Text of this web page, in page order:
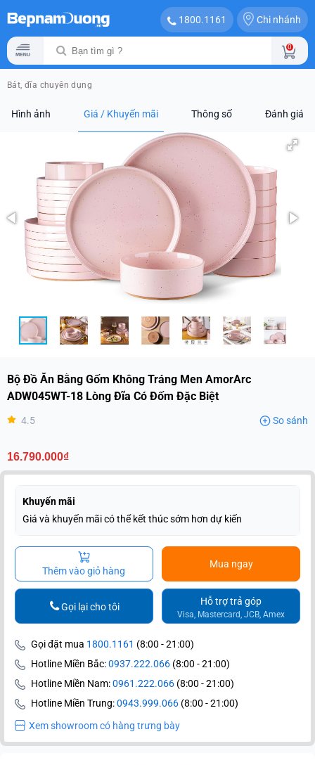
1800.1161 Chi nhánh
0
Bát, đĩa chuyên dụng
Hình ảnh Giá / Khuyến mãi Thông số Đánh giá
Bộ Đồ Ăn Bằng Gốm Không Tráng Men AmorArc
ADW045WT-18 Lòng Đĩa Có Đốm Đặc Biệt
4.5 So sánh
16.790.000₫
Khuyến mãi
Giá và khuyến mãi có thể kết thúc sớm hơn dự kiến
Thêm vào giỏ hàng
Mua ngay
Hỗ trợ trả góp
Visa, Mastercard, JCB, Amex
Gọi lại cho tôi
Gọi đặt mua 1800.1161 (8:00 - 21:00)
Hotline Miền Bắc:0937.222.066 (8:00 - 21:00)
Hotline Miền Nam:0961.222.066 (8:00 - 21:00)
Hotline Miền Trung:0943.999.066 (8:00 - 21:00)
Xem showroom có hàng trưng bày